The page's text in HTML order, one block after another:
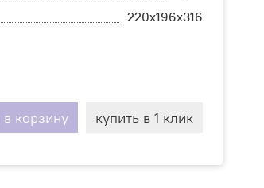
220х196х316
в корзину купить в 1 клик